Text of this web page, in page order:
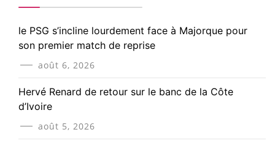
le PSG s’incline lourdement face à Majorque pour
son premier match de reprise
août 6, 2026
Hervé Renard de retour sur le banc de la Côte
d’Ivoire
août 5, 2026